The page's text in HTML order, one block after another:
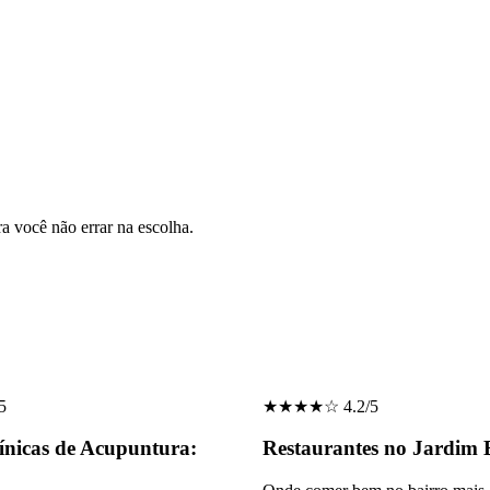
você não errar na escolha.
de Acupuntura:
★★★★☆ 4.2/5
Restaurantes no Jardim